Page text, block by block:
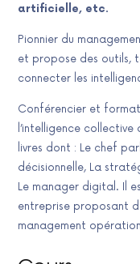
artificielle, etc.
Pionnier du
et propose des outils,
connecter les
Conférencier et
l’intelligence
livres dont : Le chef
décisionnelle, La
Le manager digital. Il
entreprise proposant
management